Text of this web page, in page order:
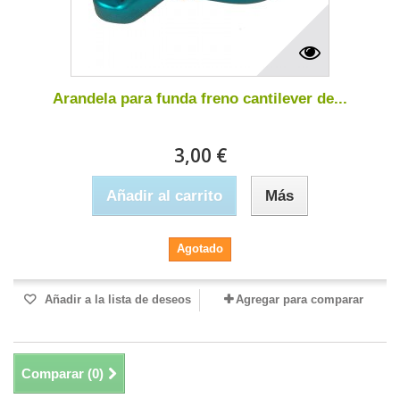
Arandela para funda freno cantilever de...
3,00 €
Añadir al carrito Más
Agotado
Añadir a la lista de deseos Agregar para comparar
Comparar (0)